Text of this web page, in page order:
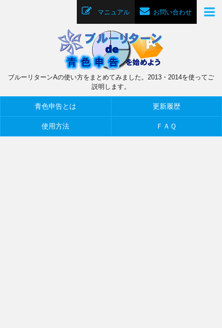
お問い合わせ
マニュアル
ブルーリターンAの使い方をまとめてみました。2013・2014を使ってご
説明します。
青色申告とは 更新履歴
使用方法 ＦＡＱ